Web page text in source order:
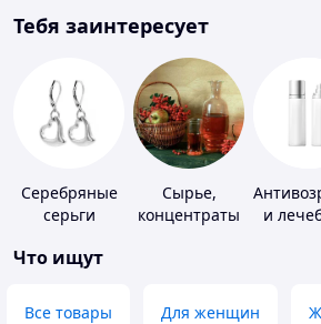
Тебя заинтересует
Серебряные
серьги
Сырье,
концентраты
и
Что ищут
Все товары Для женщин